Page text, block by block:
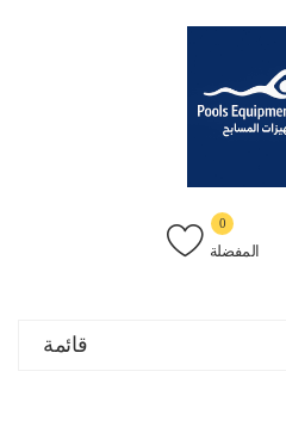
المفضلة
0
قائمة